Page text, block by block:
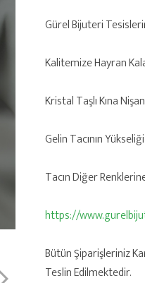
Gürel Bijuteri
Kalitemize Hayran
Kristal Taşlı Kına
Gelin Tacının
Tacın Diğer
https://
Bütün Şiparişleriniz
Teslin Edilmektedir.